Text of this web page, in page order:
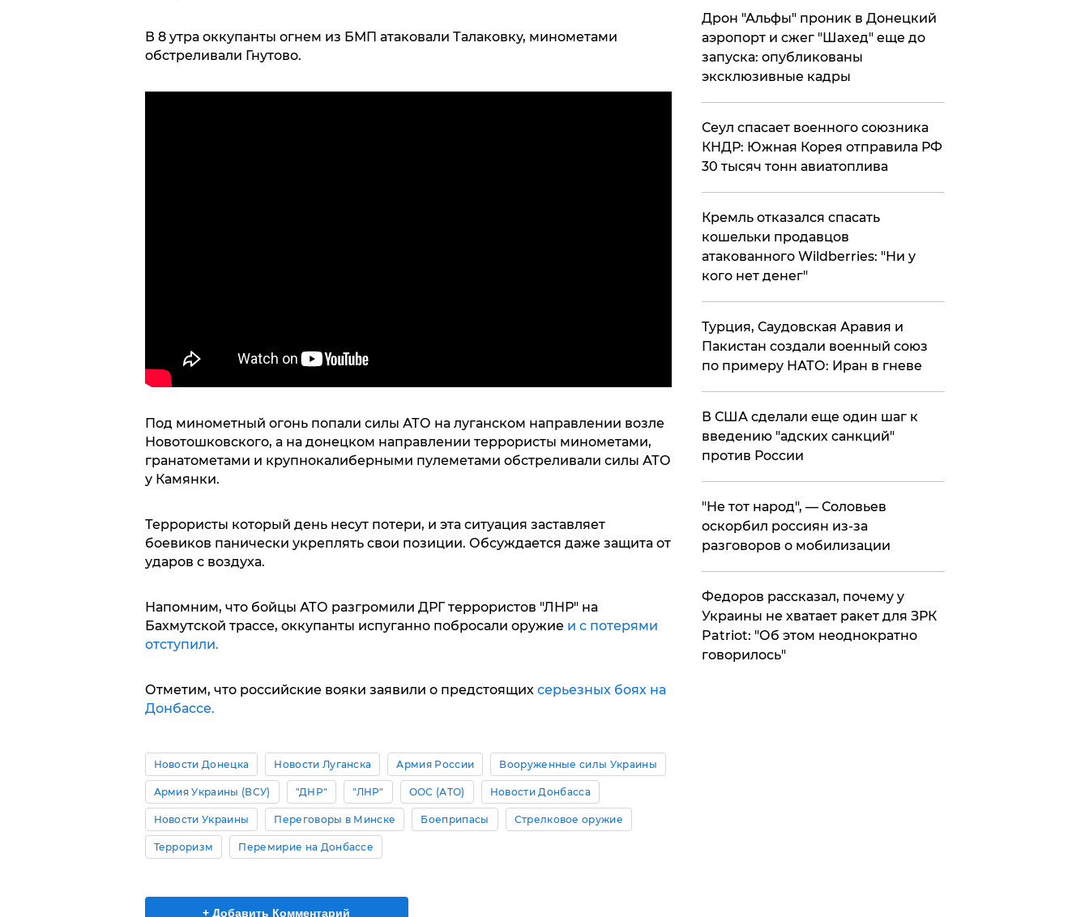
В 8 утра оккупанты огнем из БМП атаковали Талаковку, минометами
обстреливали Гнутово.
Под минометный огонь попали силы АТО на луганском направлении возле
Новотошковского, а на донецком направлении террористы минометами,
гранатометами и крупнокалиберными пулеметами обстреливали силы АТО
у Камянки.
Террористы который день несут потери, и эта ситуация заставляет
боевиков панически укреплять свои позиции. Обсуждается даже защита от
ударов с воздуха.
Напомним, что бойцы АТО разгромили ДРГ террористов "ЛНР" на
Бахмутской трассе, оккупанты испуганно побросали оружие и с потерями
отступили.
Отметим, что российские вояки заявили о предстоящихсерьезных боях на
Донбассе.
Новости Донецка Новости Луганска Армия России Вооруженные силы Украины
Армия Украины (ВСУ) "ДНР" "ЛНР" ООС (АТО) Новости Донбасса
Новости Украины Переговоры в Минске Боеприпасы Стрелковое оружие
Терроризм Перемирие на Донбассе
+ Добавить Комментарий
Дрон "Альфы" проник в Донецкий
аэропорт и сжег "Шахед" еще до
запуска: опубликованы
эксклюзивные кадры
​Сеул спасает военного союзника
КНДР: Южная Корея отправила РФ
30 тысяч тонн авиатоплива
Кремль отказался спасать
кошельки продавцов
атакованного Wildberries: "Ни у
кого нет денег"
Турция, Саудовская Аравия и
Пакистан создали военный союз
по примеру НАТО: Иран в гневе
В США сделали еще один шаг к
введению "адских санкций"
против России
​"Не тот народ", — Соловьев
оскорбил россиян из-за
разговоров о мобилизации
Федоров рассказал, почему у
Украины не хватает ракет для ЗРК
Patriot: "Об этом неоднократно
говорилось"